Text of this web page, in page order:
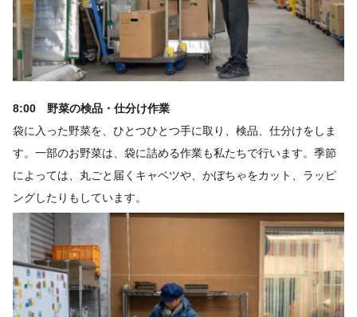
8:00 野菜の検品・仕分け作業
袋に入った野菜を、ひとつひとつ手に取り、検品、仕分けをしま
す。一部のお野菜は、袋に詰める作業も私たちで行います。季節
によっては、丸ごと届くキャベツや、かぼちゃをカット、ラッピ
ングしたりもしています。